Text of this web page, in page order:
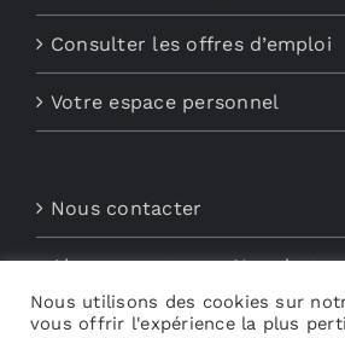
Consulter les offres d’emploi
Votre espace personnel
Nous contacter
Abonnements aux
Découvrez My Audio
Nous utilisons des cookies sur
vous offrir l'expérience la plus